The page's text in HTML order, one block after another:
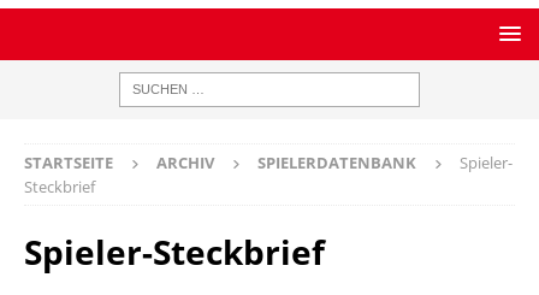
STARTSEITE ARCHIV SPIELERDATENBANK
Spieler-
Steckbrief
Spieler-Steckbrief